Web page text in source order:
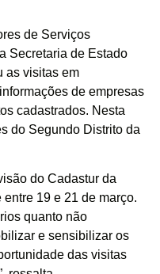
de Serviços
Secretaria de Estado
as visitas em
de empresas
cadastrados. Nesta
do Segundo Distrito da
do Cadastur da
19 e 21 de março.
quanto não
e sensibilizar os
das visitas